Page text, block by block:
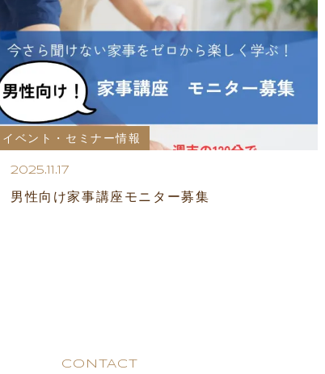
イベント・セミナー情報
2025.11.17
男性向け家事講座モニター募集
CONTACT